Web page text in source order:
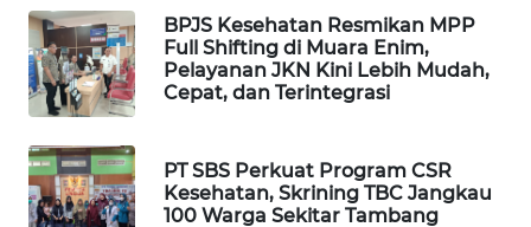
BPJS Kesehatan Resmikan MPP
Full Shifting di Muara Enim,
Pelayanan JKN Kini Lebih Mudah,
Cepat, dan Terintegrasi
PT SBS Perkuat Program CSR
Kesehatan, Skrining TBC Jangkau
100 Warga Sekitar Tambang
METRO
JAKARTA
NEWS
KRT
NEWS